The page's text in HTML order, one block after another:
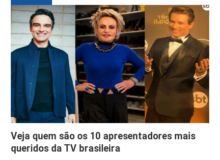
Veja quem são os 10 apresentadores mais
queridos da TV brasileira